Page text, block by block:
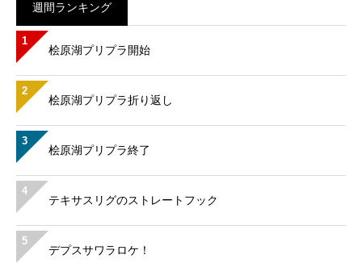
週間ランキング
1
桧原湖プリプラ開始
2
桧原湖プリプラ折り返し
3
桧原湖プリプラ終了
4
テキサスリグのストレートフック
5
デプスサワラロケ！